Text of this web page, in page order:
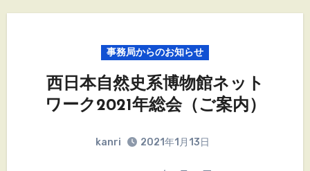
事務局からのお知らせ
西日本自然史系博物館ネット
ワーク2021年総会（ご案内）
kanri 2021年1月13日